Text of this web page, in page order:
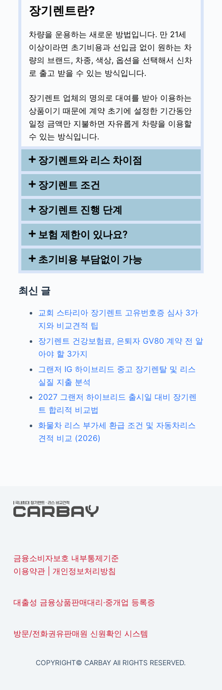
장기렌트란?
차량을 운용하는 새로운 방법입니다. 만 21세
이상이라면 초기비용과 선입금 없이 원하는 차
량의 브랜드, 차종, 색상, 옵션을 선택해서 신차
로 출고 받을 수 있는 방식입니다.
장기렌트 업체의 명의로 대여를 받아 이용하는
상품이기 때문에 계약 초기에 설정한 기간동안
일정 금액만 지불하면 자유롭게 차량을 이용할
수 있는 방식입니다.
장기렌트와 리스 차이점
장기렌트 조건
장기렌트 진행 단계
보험 제한이 있나요?
초기비용 부담없이 가능
최신 글
교회 스타리아 장기렌트 고유번호증 심사 3가
지와 비교견적 팁
장기렌트 건강보험료, 은퇴자 GV80 계약 전 알
아야 할 3가지
그랜저 IG 하이브리드 중고 장기렌탈 및 리스
실질 지출 분석
2027 그랜저 하이브리드 출시일 대비 장기렌
트 합리적 비교법
화물차 리스 부가세 환급 조건 및 자동차리스
견적 비교 (2026)
금융소비자보호 내부통제기준
이용약관| 개인정보처리방침
대출성 금융상품판매대리·중개업 등록증
방문/전화권유판매원 신원확인 시스템
COPYRIGHT© CARBAY All RIGHTS RESERVED.